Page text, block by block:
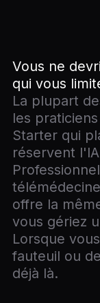
Vous ne
qui vous
La plupart
les
Starter qui
réservent
offre la
vous gériez
Lorsque
fauteuil ou
déjà là.